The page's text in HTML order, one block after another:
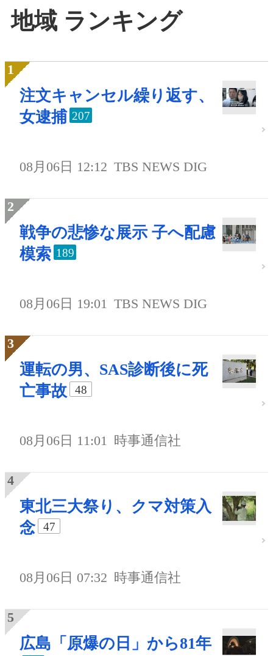
地域 ランキング
注文キャンセル繰り返す、
女逮捕 207
08月06日 12:12 TBS NEWS DIG
戦争の悲惨な展示 子へ配慮
模索 189
08月06日 19:01 TBS NEWS DIG
運転の男、SAS診断後に死
亡事故
48
08月06日 11:01 時事通信社
東北三大祭り、クマ対策入
念
47
08月06日 07:32 時事通信社
広島「原爆の日」から81年